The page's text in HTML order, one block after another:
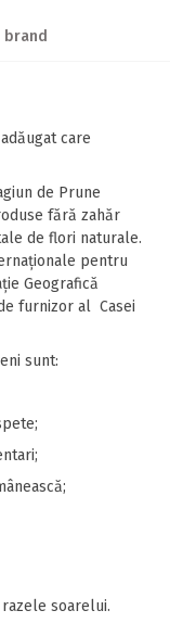
brand
care
de Prune
fără zahăr
de flori naturale.
pentru
Geografică
furnizor al Casei
sunt:
soarelui.